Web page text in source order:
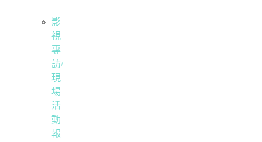
影
視
專
訪/
現
場
活
動
報